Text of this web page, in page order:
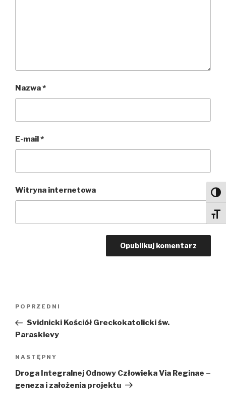
Nazwa*
E-mail*
Witryna internetowa
Poprzedni
wpis
POPRZEDNI
Svidnicki Kościół Greckokatolicki św.
Paraskievy
Następny
wpis
NASTĘPNY
Droga Integralnej Odnowy Człowieka Via Reginae –
geneza i założenia projektu